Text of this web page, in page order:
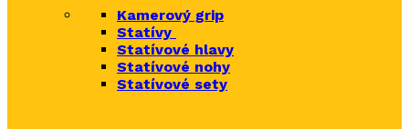
Kamerový grip
Statívy
Statívové hlavy
Statívové nohy
Statívové sety